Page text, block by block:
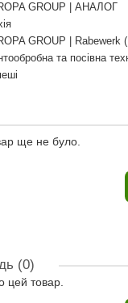
GROUP | АНАЛОГ
GROUP | Rabewerk
та посівна
ще не було.
(0)
цей товар.